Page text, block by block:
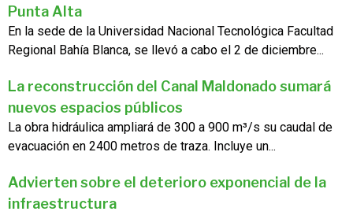
Punta Alta
En la sede de la Universidad Nacional Tecnológica Facultad
Regional Bahía Blanca, se llevó a cabo el 2 de diciembre...
La reconstrucción del Canal Maldonado sumará
nuevos espacios públicos
La obra hidráulica ampliará de 300 a 900 m³/s su caudal de
evacuación en 2400 metros de traza. Incluye un...
Advierten sobre el deterioro exponencial de la
infraestructura